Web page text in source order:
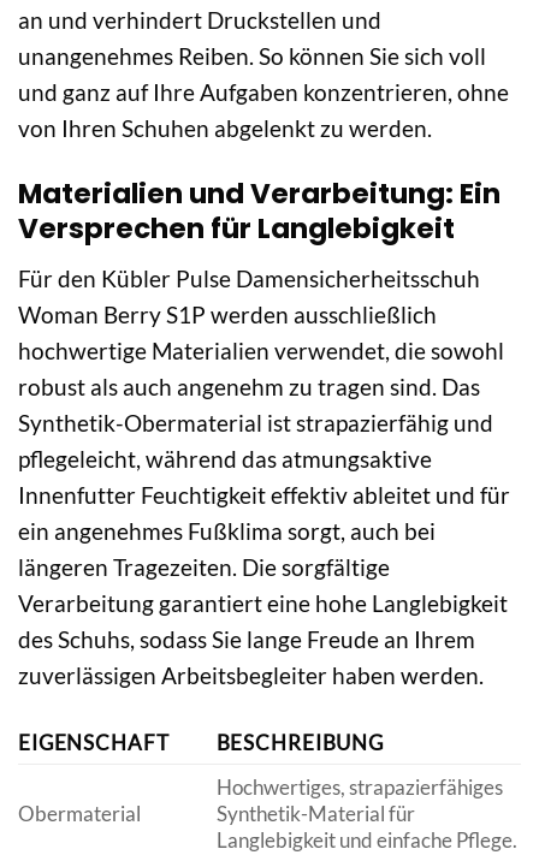
an und verhindert Druckstellen und
unangenehmes Reiben. So können Sie sich voll
und ganz auf Ihre Aufgaben konzentrieren, ohne
von Ihren Schuhen abgelenkt zu werden.
Materialien und Verarbeitung: Ein
Versprechen für Langlebigkeit
Für den Kübler Pulse Damensicherheitsschuh
Woman Berry S1P werden ausschließlich
hochwertige Materialien verwendet, die sowohl
robust als auch angenehm zu tragen sind. Das
Synthetik-Obermaterial ist strapazierfähig und
pflegeleicht, während das atmungsaktive
Innenfutter Feuchtigkeit effektiv ableitet und für
ein angenehmes Fußklima sorgt, auch bei
längeren Tragezeiten. Die sorgfältige
Verarbeitung garantiert eine hohe Langlebigkeit
des Schuhs, sodass Sie lange Freude an Ihrem
zuverlässigen Arbeitsbegleiter haben werden.
EIGENSCHAFT BESCHREIBUNG
Obermaterial
Hochwertiges, strapazierfähiges
Synthetik-Material für
Langlebigkeit und einfache Pflege.